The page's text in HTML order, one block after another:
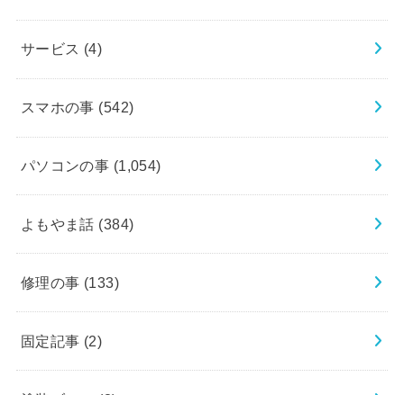
サービス (4)
スマホの事 (542)
パソコンの事 (1,054)
よもやま話 (384)
修理の事 (133)
固定記事 (2)